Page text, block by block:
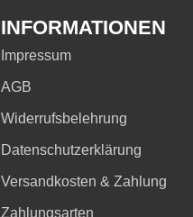
INFORMATIONEN
Impressum
AGB
Widerrufsbelehrung
Datenschutzerklärung
Versandkosten & Zahlung
Zahlungsarten